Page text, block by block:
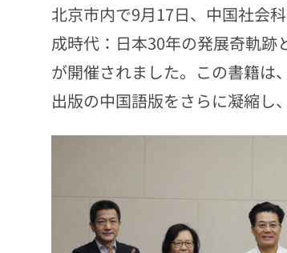
北京市内で9月17日、中国社会
成時代：日本30年の発展奇軌
が開催されました。この書籍は
出版の中国語版をさらに凝縮し